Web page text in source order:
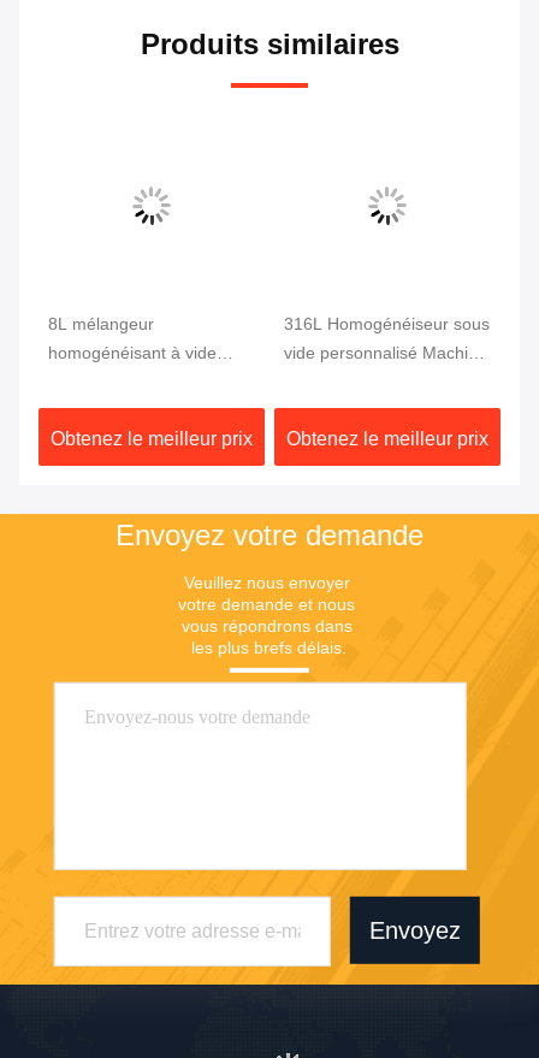
Produits similaires
8L mélangeur
homogénéisant à vide
Obtenez le meilleur prix
316L Homogénéiseur sous
vide personnalisé Machine
Homogénéiseur
Émulsifiant
Obtenez le meilleur prix
Envoyez votre demande
Veuillez nous envoyer
votre demande et nous
vous répondrons dans
les plus brefs délais.
Envoyez